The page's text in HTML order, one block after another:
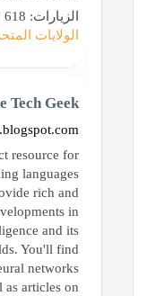
الزيارات: 618 | التقييم: 5 | المقيّمين: 2 | الدولة:
الولايات
Tech Geek
resource for
languages
rich and
in
and its
You'll find
networks
as articles on